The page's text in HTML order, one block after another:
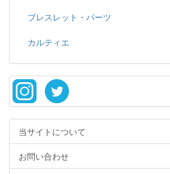
ブレスレット・パーツ
カルティエ
当サイトについて
お問い合わせ